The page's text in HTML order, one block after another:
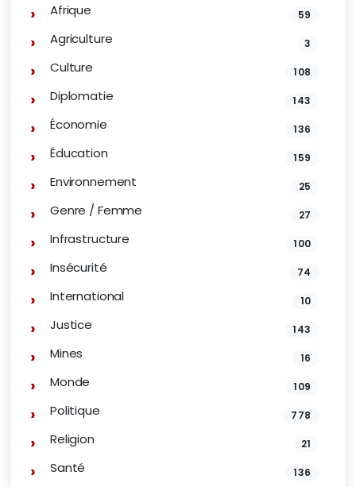
Afrique 59
Agriculture 3
Culture 108
Diplomatie 143
Économie 136
Éducation 159
Environnement 25
Genre / Femme 27
Infrastructure 100
Insécurité 74
International 10
Justice 143
Mines 16
Monde 109
Politique 778
Religion 21
Santé 136